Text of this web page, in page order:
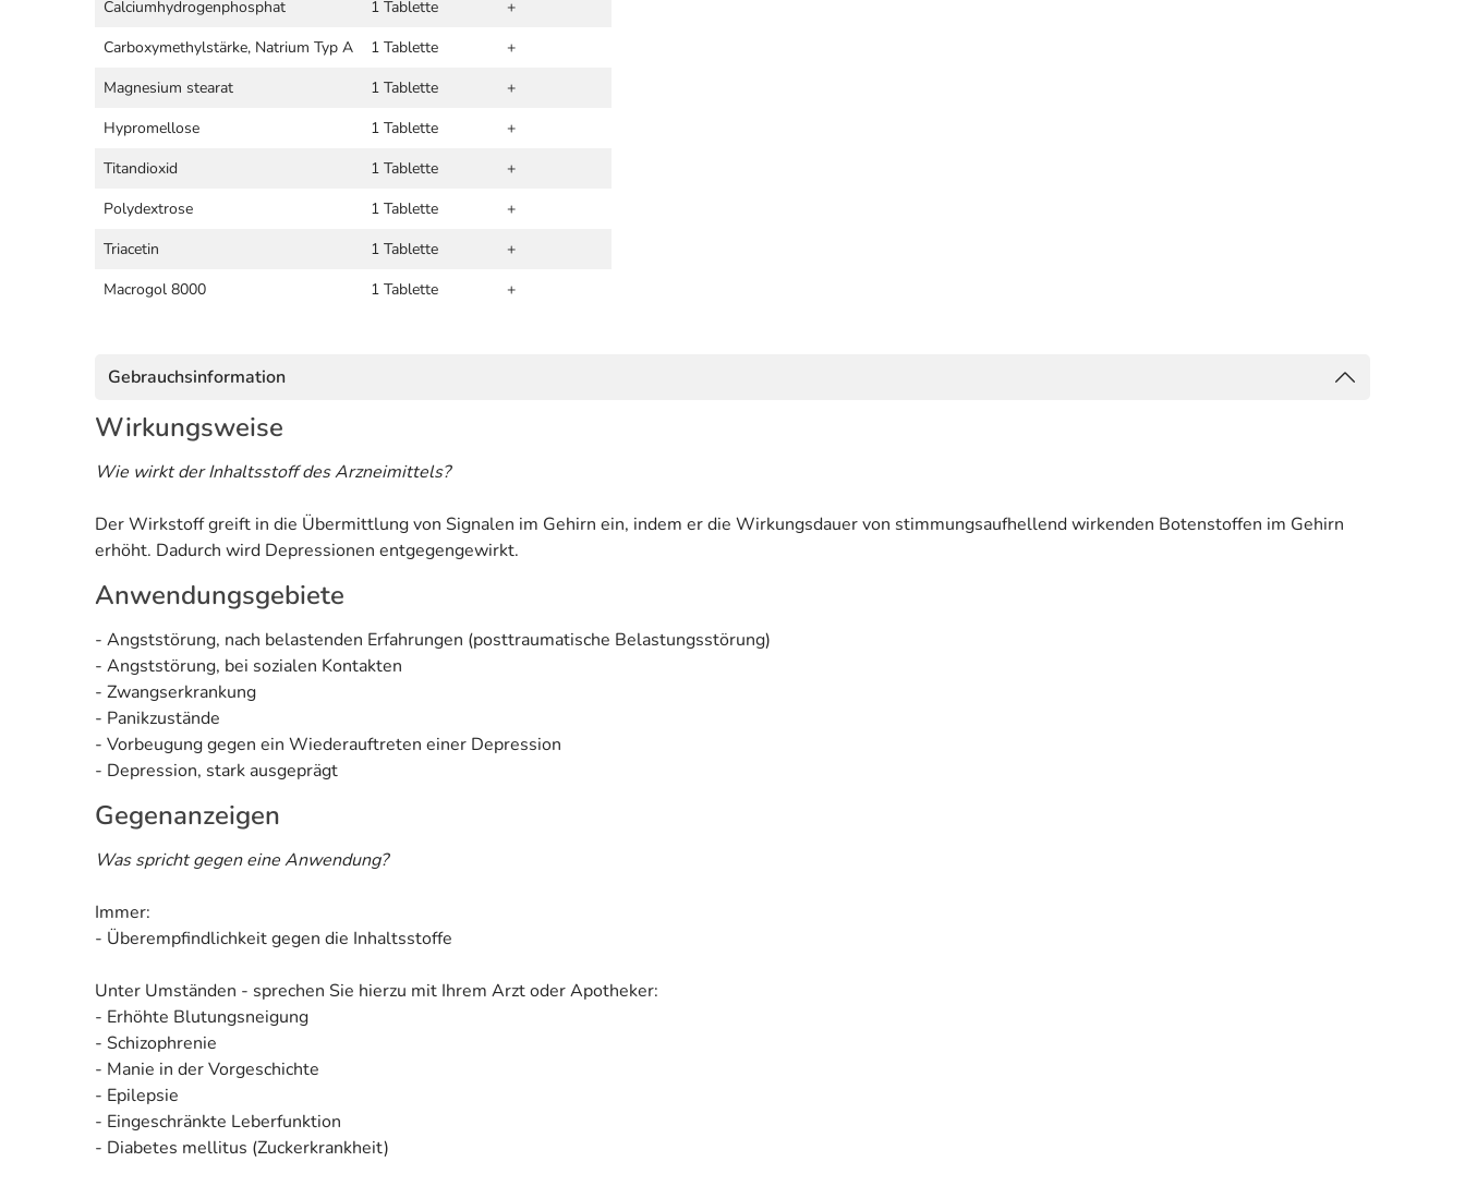
Calciumhydrogenphosphat
1 Tablette
+
Carboxymethylstärke, Natrium Typ A
1 Tablette
+
Magnesium stearat
1 Tablette
+
Hypromellose
1 Tablette
+
Titandioxid
1 Tablette
+
Polydextrose
1 Tablette
+
Triacetin
1 Tablette
+
Macrogol 8000
1 Tablette +
Gebrauchsinformation
Wirkungsweise
Wie wirkt der Inhaltsstoff des Arzneimittels?
Der Wirkstoff greift in die Übermittlung von Signalen im Gehirn ein, indem er die Wirkungsdauer von stimmungsaufhellend wirkenden Botenstoffen im Gehirn
erhöht. Dadurch wird Depressionen entgegengewirkt.
Anwendungsgebiete
- Angststörung, nach belastenden Erfahrungen (posttraumatische Belastungsstörung)
- Angststörung, bei sozialen Kontakten
- Zwangserkrankung
- Panikzustände
- Vorbeugung gegen ein Wiederauftreten einer Depression
- Depression, stark ausgeprägt
Gegenanzeigen
Was spricht gegen eine Anwendung?
Immer:
- Überempfindlichkeit gegen die Inhaltsstoffe
Unter Umständen - sprechen Sie hierzu mit Ihrem Arzt oder Apotheker:
- Erhöhte Blutungsneigung
- Schizophrenie
- Manie in der Vorgeschichte
- Epilepsie
- Eingeschränkte Leberfunktion
- Diabetes mellitus (Zuckerkrankheit)